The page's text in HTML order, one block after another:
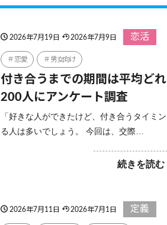
2026年7月19日 2026年7月9日 恋活
恋愛 男女向け
付き合うまでの期間は平均ど
200人にアンケート調査
「好きな人ができたけど、付き合うタイミ
る人は多いでしょう。 今回は、交際…
続きを読む
2026年7月11日 2026年7月1日 定義